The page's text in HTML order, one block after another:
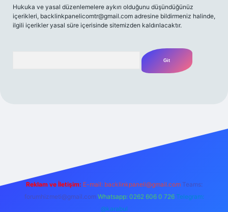
Hukuka ve yasal düzenlemelere aykırı olduğunu düşündüğünüz
içerikleri, backlinkpanelicomtr@gmail.com adresine bildirmeniz halinde,
ilgili içerikler yasal süre içerisinde sitemizden kaldırılacaktır.
Reklam ve İletişim: E-mail: backlinkpaneli@gmail.com Teams:
forumhizmeti@gmail.com Whatsapp: 0262 606 0 726 Telegram:
@karabul